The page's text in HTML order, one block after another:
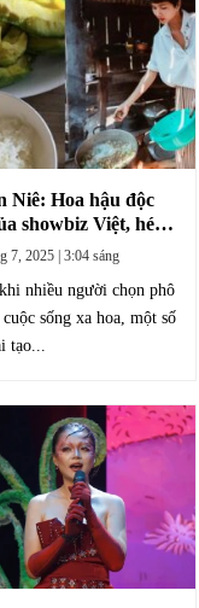
Niê: Hoa hậu độc
showbiz Việt, hé lộ
chi tiêu trong một
7, 2025 | 3:04 sáng
nhiều người chọn phô
sống xa hoa, một số
tạo...